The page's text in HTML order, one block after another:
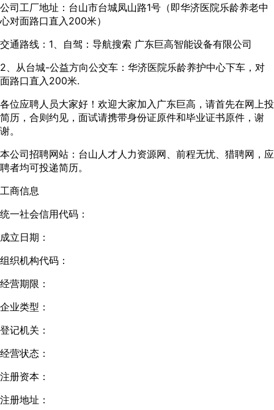
公司工厂地址：台山市台城凤山路1号（即华济医院乐龄养老中
心对面路口直入200米）
交通路线：1、自驾：导航搜索 广东巨高智能设备有限公司
2、从台城-公益方向公交车：华济医院乐龄养护中心下车，对
面路口直入200米.
各位应聘人员大家好！欢迎大家加入广东巨高，请首先在网上投
简历，合则约见，面试请携带身份证原件和毕业证书原件，谢
谢。
本公司招聘网站：台山人才人力资源网、前程无忧、猎聘网，应
聘者均可投递简历。
工商信息
统一社会信用代码：
成立日期：
组织机构代码：
经营期限：
企业类型：
登记机关：
经营状态：
注册资本：
注册地址：